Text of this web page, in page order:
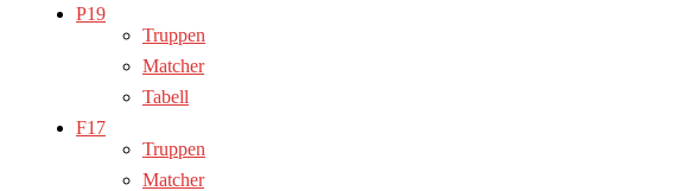
P19
Truppen
Matcher
Tabell
F17
Truppen
Matcher